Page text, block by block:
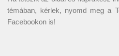
témában, kérlek, nyomd meg a
Facebookon is!